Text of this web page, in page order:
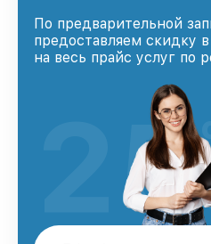
По предварительной
предоставляем скидку
на весь прайс услуг по
25